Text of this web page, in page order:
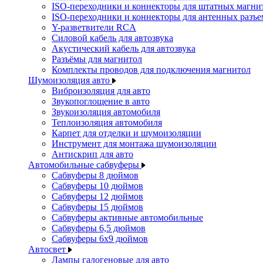
ISO-переходники и коннекторы для штатных
ISO-переходники и коннекторы для антенных
Y-разветвители RCA
Силовой кабель для автозвука
Акустический кабель для автозвука
Разъёмы для магнитол
Комплекты проводов для подключения магнитол
Шумоизоляция авто
Виброизоляция для авто
Звукопоглощение в авто
Звукоизоляция автомобиля
Теплоизоляция автомобиля
Карпет для отделки и шумоизоляции
Инструмент для монтажа шумоизоляции
Антискрип для авто
Автомобильные сабвуферы
Сабвуферы 8 дюймов
Сабвуферы 10 дюймов
Сабвуферы 12 дюймов
Сабвуферы 15 дюймов
Сабвуферы активные автомобильные
Сабвуферы 6,5 дюймов
Сабвуферы 6x9 дюймов
Автосвет
Лампы галогеновые для авто